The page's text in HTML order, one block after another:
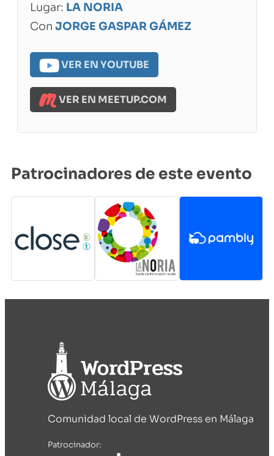
Lugar: LA NORIA
Con JORGE GASPAR GÁMEZ
VER EN YOUTUBE
VER EN MEETUP.COM
Patrocinadores de este evento
Comunidad local de WordPress en Málaga
Patrocinador: